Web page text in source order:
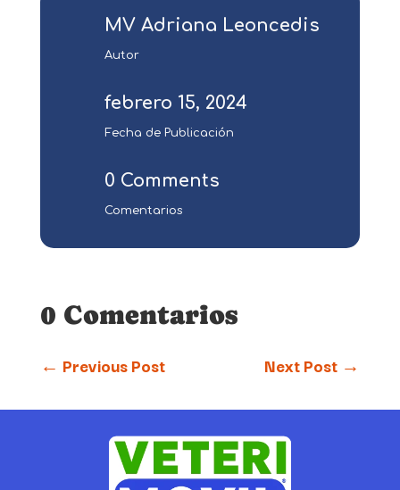
MV Adriana Leoncedis
Autor
febrero 15, 2024
Fecha de Publicación
0 Comments
Comentarios
0 Comentarios
← Previous Post Next Post →